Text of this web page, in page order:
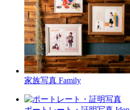
家族写真 Family